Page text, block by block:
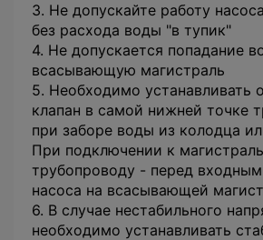
3. Не допускайте работу
без расхода воды "в тупик"
4. Не допускается попадание
всасывающую магистраль
5. Необходимо устанавливать
клапан в самой нижней точке
при заборе воды из колодца
При подключении к
трубопроводу - перед
насоса на всасывающей
6. В случае нестабильного
необходимо устанавливать